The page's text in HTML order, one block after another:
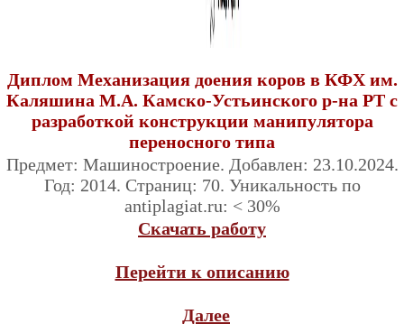
Диплом Механизация доения коров в КФХ им.
Каляшина М.А. Камско-Устьинского р-на РТ с
разработкой конструкции манипулятора
переносного типа
Предмет: Машиностроение. Добавлен: 23.10.2024.
Год: 2014. Страниц: 70. Уникальность по
antiplagiat.ru: < 30%
Скачать работу
Перейти к описанию
Далее